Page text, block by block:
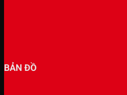
BẢN ĐỒ